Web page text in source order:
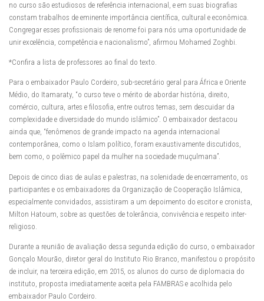
no curso são estudiosos de referência internacional, e em suas biografias
constam trabalhos de eminente importância científica, cultural e econômica.
Congregar esses profissionais de renome foi para nós uma oportunidade de
unir excelência, competência e nacionalismo”, afirmou Mohamed Zoghbi.
*Confira a lista de professores ao final do texto.
Para o embaixador Paulo Cordeiro, sub-secretário geral para África e Oriente
Médio, do Itamaraty, “o curso teve o mérito de abordar história, direito,
comércio, cultura, artes e filosofia, entre outros temas, sem descuidar da
complexidade e diversidade do mundo islâmico”. O embaixador destacou
ainda que, “fenômenos de grande impacto na agenda internacional
contemporânea, como o Islam político, foram exaustivamente discutidos,
bem como, o polêmico papel da mulher na sociedade muçulmana”.
Depois de cinco dias de aulas e palestras, na solenidade de encerramento, os
participantes e os embaixadores da Organização de Cooperação Islâmica,
especialmente convidados, assistiram a um depoimento do escitor e cronista,
Milton Hatoum, sobre as questões de tolerância, convivência e respeito inter-
religioso.
Durante a reunião de avaliação dessa segunda edição do curso, o embaixador
Gonçalo Mourão, diretor geral do Instituto Rio Branco, manifestou o propósito
de incluir, na terceira edição, em 2015, os alunos do curso de diplomacia do
instituto, proposta imediatamente aceita pela FAMBRAS e acolhida pelo
embaixador Paulo Cordeiro.